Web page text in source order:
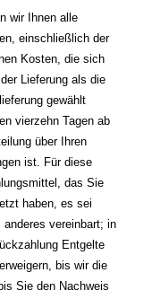
wir Ihnen alle
einschließlich der
Kosten, die sich
Lieferung als die
gewählt
vierzehn Tagen ab
über Ihren
ist. Für diese
das Sie
haben, es sei
vereinbart; in
Entgelte
bis wir die
Sie den Nachweis